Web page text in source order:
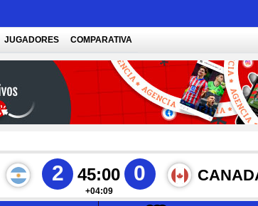
JUGADORES COMPARATIVA
2 45:00
+04:09
0